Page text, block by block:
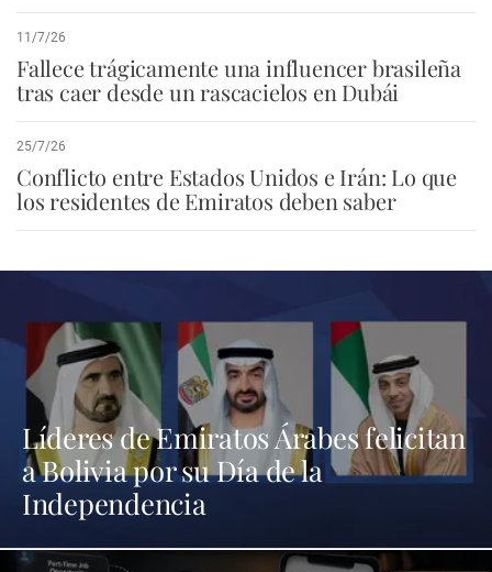
11/7/26
Fallece trágicamente una influencer brasileña
tras caer desde un rascacielos en Dubái
25/7/26
Conflicto entre Estados Unidos e Irán: Lo que
los residentes de Emiratos deben saber
Líderes de Emiratos Árabes felicitan
a Bolivia por su Día de la
Independencia